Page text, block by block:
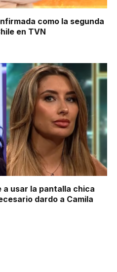
como la segunda
en TVN
a usar la pantalla chica
dardo a Camila